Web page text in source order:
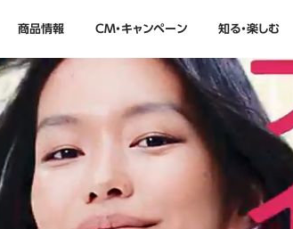
商品情報 CM・キャンペーン 知る・楽しむ